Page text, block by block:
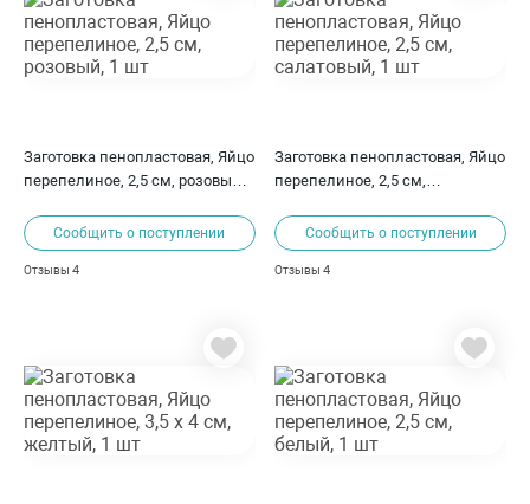
Заготовка пенопластовая, Яйцо
перепелиное, 2,5 см, розовый,
Сообщить о поступлении
Отзывы 4
Заготовка пенопластовая, Яйцо
перепелиное, 2,5 см,
Сообщить о поступлении
Отзывы4